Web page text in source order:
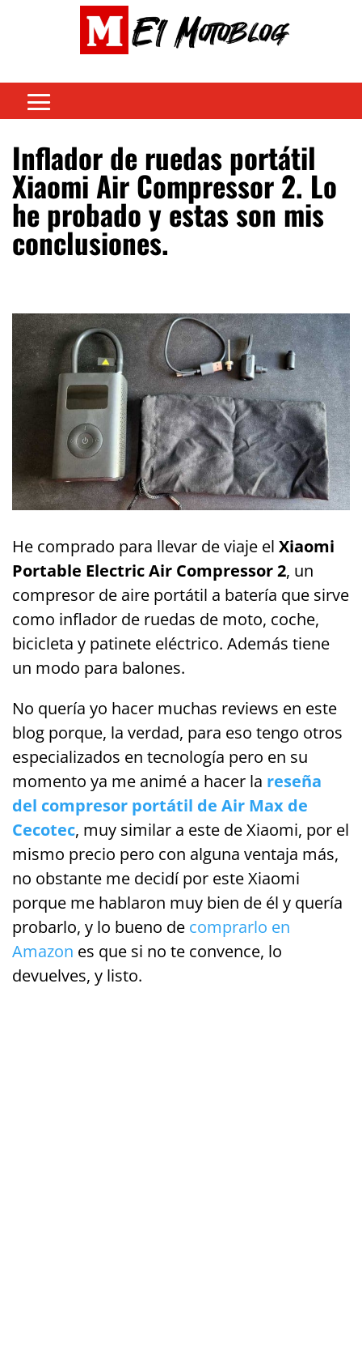
Inflador de ruedas portátil
Xiaomi Air Compressor 2. Lo
he probado y estas son mis
conclusiones.
He comprado para llevar de viaje el Xiaomi
Portable Electric Air Compressor 2, un
compresor de aire portátil a batería que sirve
como inflador de ruedas de moto, coche,
bicicleta y patinete eléctrico. Además tiene
un modo para balones.
No quería yo hacer muchas reviews en este
blog porque, la verdad, para eso tengo otros
especializados en tecnología pero en su
momento ya me animé a hacer la reseña
del compresor portátil de Air Max de
Cecotec, muy similar a este de Xiaomi, por el
mismo precio pero con alguna ventaja más,
no obstante me decidí por este Xiaomi
porque me hablaron muy bien de él y quería
probarlo, y lo bueno de comprarlo en
Amazon es que si no te convence, lo
devuelves, y listo.